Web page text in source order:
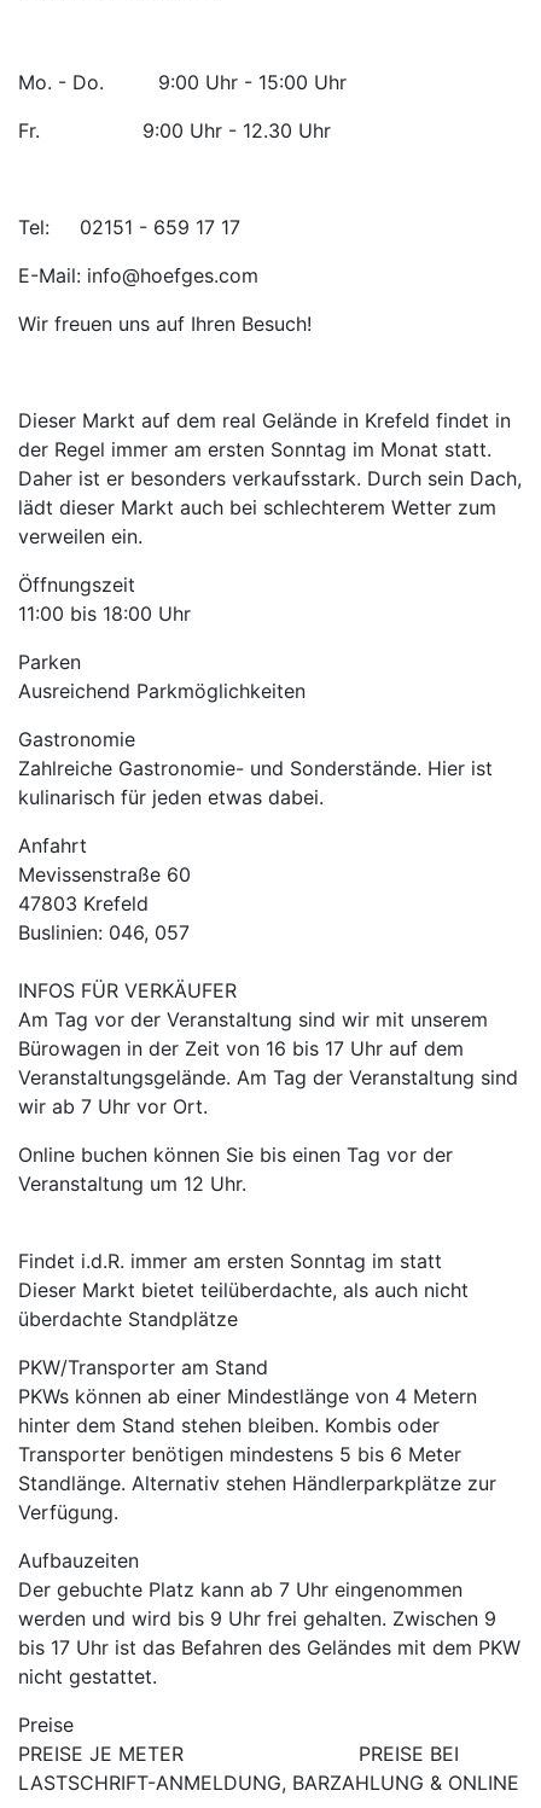
Mo. - Do. 9:00 Uhr - 15:00 Uhr
Fr. 9:00 Uhr - 12.30 Uhr
Tel: 02151 - 659 17 17
E-Mail: info@hoefges.com
Wir freuen uns auf Ihren Besuch!
Dieser Markt auf dem real Gelände in Krefeld findet in
der Regel immer am ersten Sonntag im Monat statt.
Daher ist er besonders verkaufsstark. Durch sein Dach,
lädt dieser Markt auch bei schlechterem Wetter zum
verweilen ein.
Öffnungszeit
11:00 bis 18:00 Uhr
Parken
Ausreichend Parkmöglichkeiten
Gastronomie
Zahlreiche Gastronomie- und Sonderstände. Hier ist
kulinarisch für jeden etwas dabei.
Anfahrt
Mevissenstraße 60
47803 Krefeld
Buslinien: 046, 057
INFOS FÜR VERKÄUFER
Am Tag vor der Veranstaltung sind wir mit unserem
Bürowagen in der Zeit von 16 bis 17 Uhr auf dem
Veranstaltungsgelände. Am Tag der Veranstaltung sind
wir ab 7 Uhr vor Ort.
Online buchen können Sie bis einen Tag vor der
Veranstaltung um 12 Uhr.
Findet i.d.R. immer am ersten Sonntag im statt
Dieser Markt bietet teilüberdachte, als auch nicht
überdachte Standplätze
PKW/Transporter am Stand
PKWs können ab einer Mindestlänge von 4 Metern
hinter dem Stand stehen bleiben. Kombis oder
Transporter benötigen mindestens 5 bis 6 Meter
Standlänge. Alternativ stehen Händlerparkplätze zur
Verfügung.
Aufbauzeiten
Der gebuchte Platz kann ab 7 Uhr eingenommen
werden und wird bis 9 Uhr frei gehalten. Zwischen 9
bis 17 Uhr ist das Befahren des Geländes mit dem PKW
nicht gestattet.
Preise
PREISE JE METER PREISE BEI
LASTSCHRIFT-ANMELDUNG, BARZAHLUNG & ONLINE